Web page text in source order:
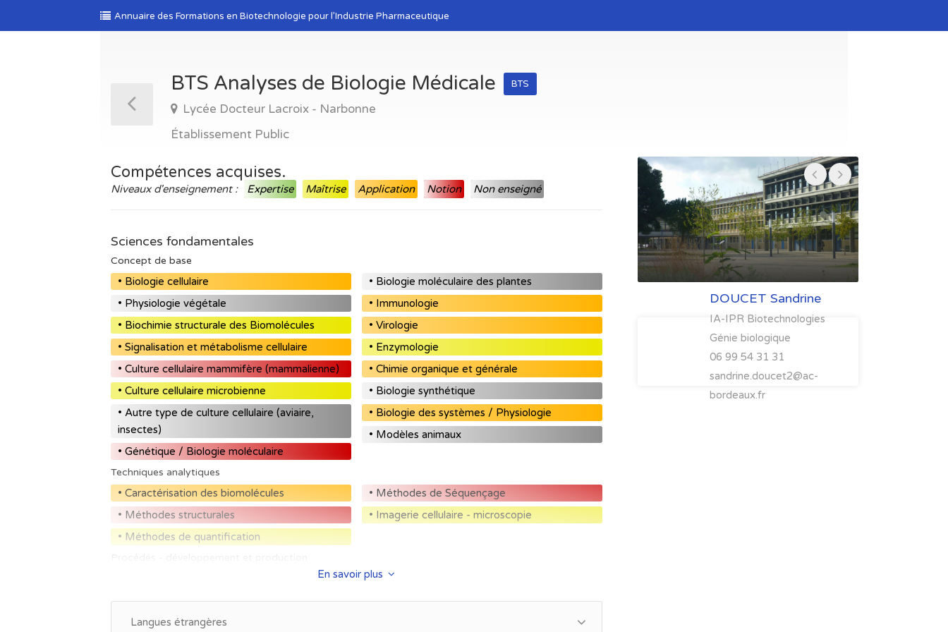
Annuaire des Formations en Biotechnologie pour l’Industrie Pharmaceutique
BTS Analyses de Biologie Médicale BTS
Lycée Docteur Lacroix - Narbonne
Établissement Public
Compétences acquises.
Niveaux d'enseignement : Expertise Maîtrise Application Notion Non enseigné
Sciences fondamentales
Concept de base
• Biologie cellulaire
• Physiologie végétale
• Biochimie structurale des Biomolécules
• Signalisation et métabolisme cellulaire
• Culture cellulaire mammifère (mammalienne)
• Culture cellulaire microbienne
• Autre type de culture cellulaire (aviaire,
insectes)
• Génétique / Biologie moléculaire
• Biologie moléculaire des plantes
• Immunologie
• Virologie
• Enzymologie
• Chimie organique et générale
• Biologie synthétique
• Biologie des systèmes / Physiologie
• Modèles animaux
Techniques analytiques
• Caractérisation des biomolécules
• Méthodes structurales
• Méthodes de quantification
• Méthodes de Séquençage
• Imagerie cellulaire - microscopie
• Ingénierie des protéines
• Production de protéines recombinantes
• Production d'acides nucléiques thérapeutiques
• Techniques de séparation
En savoir plus
Langues étrangères
DOUCET Sandrine
IA-IPR Biotechnologies
Génie biologique
06 99 54 31 31
sandrine.doucet2@ac-
bordeaux.fr